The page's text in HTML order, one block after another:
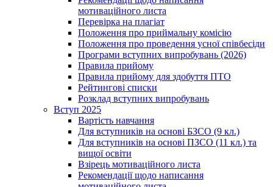
мотиваційного листа
Перевірка на плагіат
Положення про приймальну комісію
Положення про проведення усної співбесіди
Програми вступних випробувань (2026)
Правила прийому
Правила прийому для здобуття ПТО
Рейтингові списки
Розклад вступних випробувань
Вступ 2025
Вартість навчання
Для вступників на основі БЗСО (9 кл.)
Для вступників на основі ПЗСО (11 кл.) та
вищої освіти
Взірець мотиваційного листа
Рекомендації щодо написання